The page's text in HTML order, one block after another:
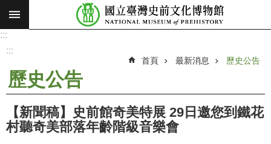
跳到主要內容區塊
搜
願
景
使
命
:::
:::
首頁 最新消息 歷史公告
歷史公告
【新聞稿】史前館奇美特展 29日邀您到鐵花
村聽奇美部落年齡階級音樂會